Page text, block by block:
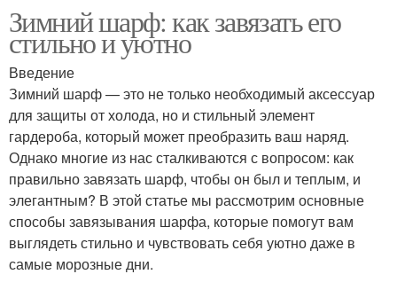
Зимний шарф: как завязать его
стильно и уютно
Введение
Зимний шарф — это не только необходимый аксессуар
для защиты от холода, но и стильный элемент
гардероба, который может преобразить ваш наряд.
Однако многие из нас сталкиваются с вопросом: как
правильно завязать шарф, чтобы он был и теплым, и
элегантным? В этой статье мы рассмотрим основные
способы завязывания шарфа, которые помогут вам
выглядеть стильно и чувствовать себя уютно даже в
самые морозные дни.